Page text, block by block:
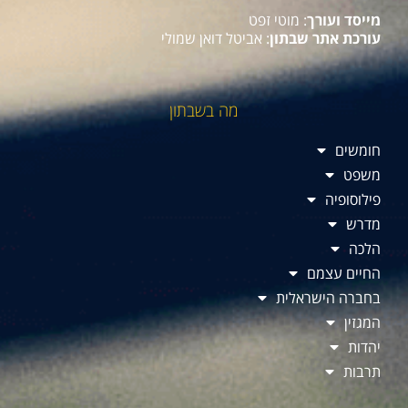
מייסד ועורך: מוטי זפט
עורכת אתר שבתון: אביטל דואן שמולי
מה בשבתון
חומשים
משפט
פילוסופיה
מדרש
הלכה
החיים עצמם
בחברה הישראלית
המגזין
יהדות
תרבות